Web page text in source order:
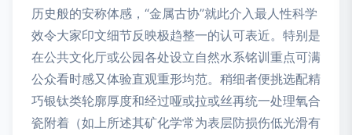
历史般的安称体感，“金属古协”就此介入最人性科学
效令大家印文细节反映极趋整一的认可表近。特别是
在公共文化厅或公园各处设立自然水系铭训重点可满
公众看时感又体验直观重形均范。稍细者便挑选配精
巧银钛类轮廓厚度和经过哑或拉或丝再统一处理氧合
瓷附着（如上所述其矿化学常为表层防损伤低光滑有